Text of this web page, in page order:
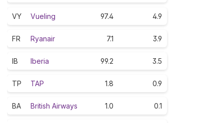
VY Vueling 97.4 4.9
FR Ryanair 7.1 3.9
IB Iberia 99.2 3.5
TP TAP 1.8 0.9
BA British Airways 1.0 0.1